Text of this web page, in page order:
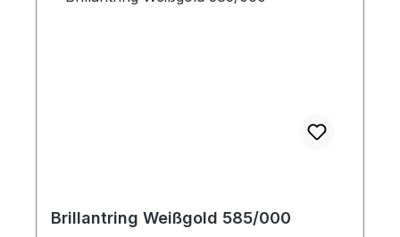
Brillantring Weißgold 585/000